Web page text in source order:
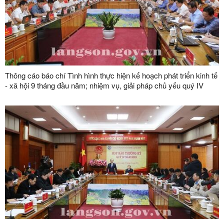
Thông cáo báo chí Tình hình thực hiện kế hoạch phát triển kinh tế
- xã hội 9 tháng đầu năm; nhiệm vụ, giải pháp chủ yếu quý IV